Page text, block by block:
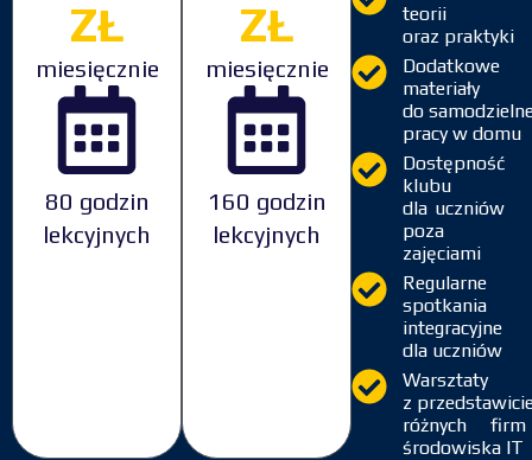
ZŁ
miesięcznie
80 godzin
lekcyjnych
ZŁ
miesięcznie
160 godzin
lekcyjnych
teorii
oraz praktyki
Dodatkowe
materiały
do
pracy w domu
Dostępność
klubu
dla uczniów
poza
zajęciami
Regularne
spotkania
integracyjne
dla uczniów
Warsztaty
z
różnych
środowiska IT